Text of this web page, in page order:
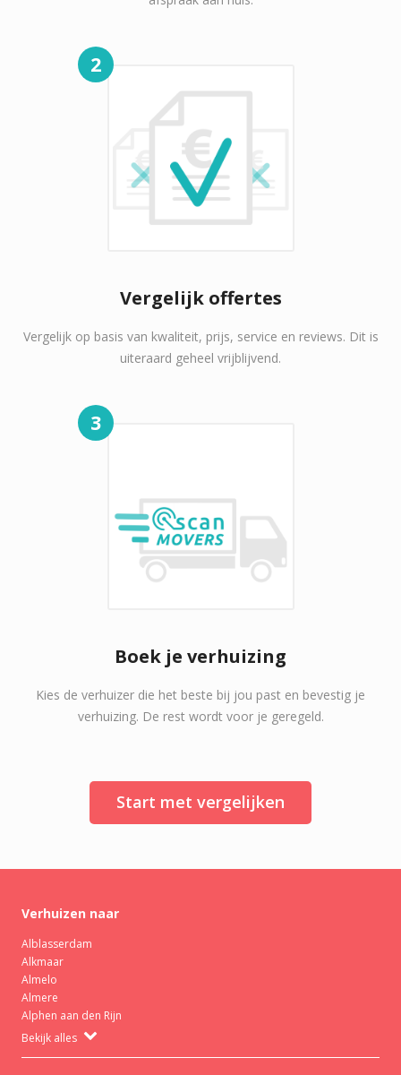
2
Vergelijk offertes
Vergelijk op basis van kwaliteit, prijs, service en reviews. Dit is
uiteraard geheel vrijblijvend.
3
Boek je verhuizing
Kies de verhuizer die het beste bij jou past en bevestig je
verhuizing. De rest wordt voor je geregeld.
Start met vergelijken
Verhuizen naar
Alblasserdam
Alkmaar
Almelo
Almere
Alphen aan den Rijn
Bekijk alles